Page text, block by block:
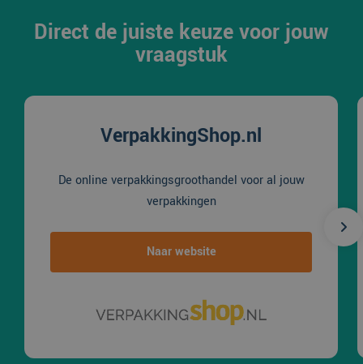
Direct de juiste keuze voor jouw
vraagstuk
VerpakkingShop.nl
De online verpakkingsgroothandel voor al jouw
verpakkingen
Naar website